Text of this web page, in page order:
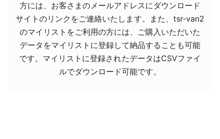
方には、お客さまのメールアドレスにダウンロード
サイトのリンクをご連絡いたします。また、tsr-van2
のマイリストをご利用の方には、ご購入いただいた
データをマイリストに登録して納品することも可能
です。マイリストに登録されたデータはCSVファイ
ルでダウンロード可能です。